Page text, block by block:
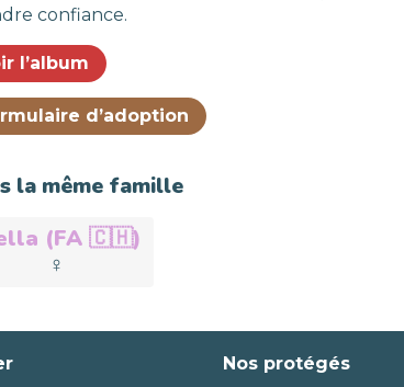
confiance.
l’album
d’adoption
la même famille
(FA 🇨🇭)
♀️
Nos protégés